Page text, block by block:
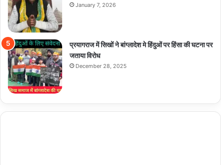
January 7, 2026
प्रयागराज में सिखों ने बांग्लादेश मे हिंदुओं पर हिंसा की घटना पर
जताया विरोध
December 28, 2025